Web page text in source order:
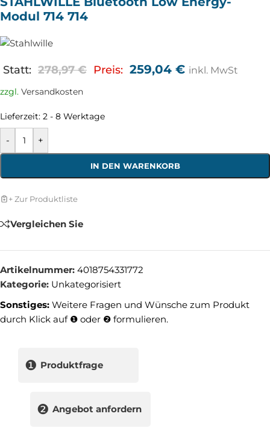
Modul 714 714
Statt: 278,97€ Preis: 259,04 € inkl. MwSt
zzgl. Versandkosten
Lieferzeit: 2 - 8 Werktage
- +
IN DEN WARENKORB
+ Zur Produktliste
Vergleichen Sie
Artikelnummer: 4018754331772
Kategorie: Unkategorisiert
Sonstiges: Weitere Fragen und Wünsche zum Produkt
durch Klick auf ❶ oder ❷ formulieren.
❶ Produktfrage
❷ Angebot anfordern